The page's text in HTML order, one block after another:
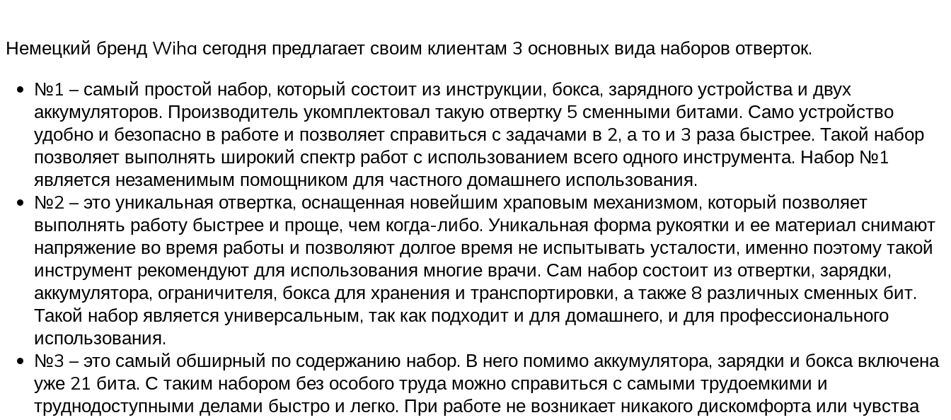
Немецкий бренд Wiha сегодня предлагает своим клиентам 3 основных вида наборов отверток.
№1 – самый простой набор, который состоит из инструкции, бокса, зарядного устройства и двух
аккумуляторов. Производитель укомплектовал такую отвертку 5 сменными битами. Само устройство
удобно и безопасно в работе и позволяет справиться с задачами в 2, а то и 3 раза быстрее. Такой набор
позволяет выполнять широкий спектр работ с использованием всего одного инструмента. Набор №1
является незаменимым помощником для частного домашнего использования.
№2 – это уникальная отвертка, оснащенная новейшим храповым механизмом, который позволяет
выполнять работу быстрее и проще, чем когда-либо. Уникальная форма рукоятки и ее материал снимают
напряжение во время работы и позволяют долгое время не испытывать усталости, именно поэтому такой
инструмент рекомендуют для использования многие врачи. Сам набор состоит из отвертки, зарядки,
аккумулятора, ограничителя, бокса для хранения и транспортировки, а также 8 различных сменных бит.
Такой набор является универсальным, так как подходит и для домашнего, и для профессионального
использования.
№3 – это самый обширный по содержанию набор. В него помимо аккумулятора, зарядки и бокса включена
уже 21 бита. С таким набором без особого труда можно справиться с самыми трудоемкими и
труднодоступными делами быстро и легко. При работе не возникает никакого дискомфорта или чувства